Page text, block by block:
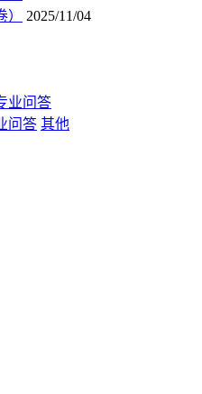
2025/11/04
业问答
问答 其他